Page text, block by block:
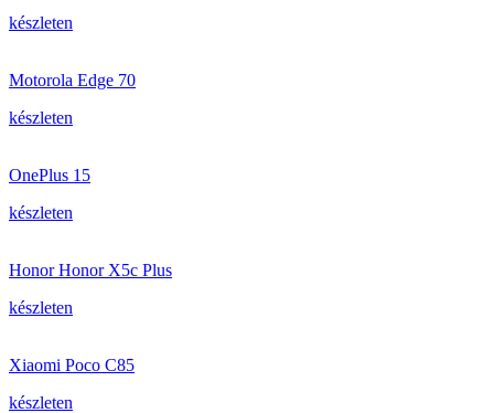
készleten
Motorola Edge 70
készleten
OnePlus 15
készleten
Honor Honor X5c Plus
készleten
Xiaomi Poco C85
készleten